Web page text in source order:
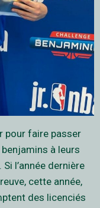
pour faire passer
à leurs
l’année dernière
cette année,
des licenciés